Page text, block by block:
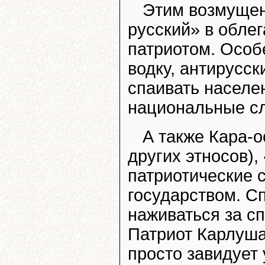
Этим
русский» в
патриотом.
водку,
спаивать
национальные
А также Кара-
других
государством.
наживаться за
Патриот
просто